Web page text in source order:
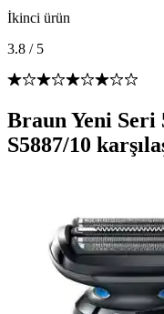
İkinci ürün
3.8 / 5
Braun Yeni Seri
S5887/10